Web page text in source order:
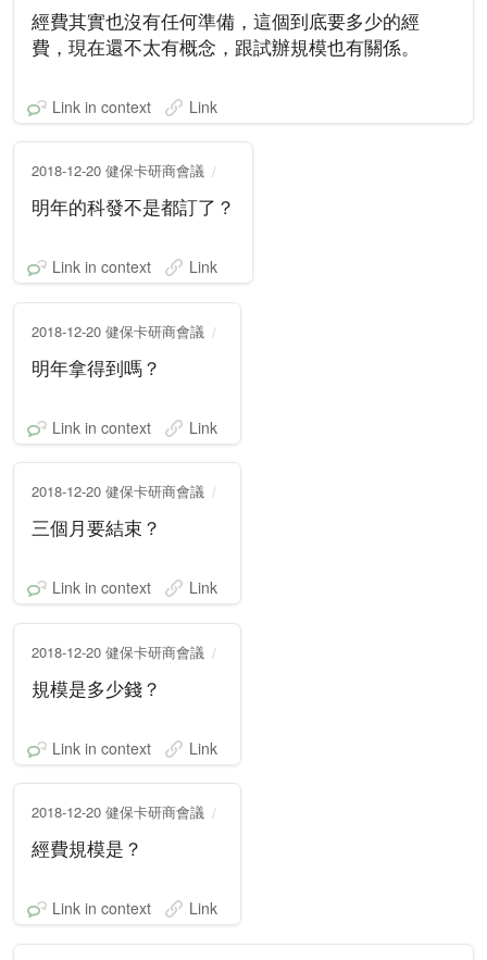
經費其實也沒有任何準備，這個到底要多少的經
費，現在還不太有概念，跟試辦規模也有關係。
Link in context Link
2018-12-20 健保卡研商會議
明年的科發不是都訂了？
Link in context Link
2018-12-20 健保卡研商會議
明年拿得到嗎？
Link in context Link
2018-12-20 健保卡研商會議
三個月要結束？
Link in context Link
2018-12-20 健保卡研商會議
規模是多少錢？
Link in context Link
2018-12-20 健保卡研商會議
經費規模是？
Link in context Link